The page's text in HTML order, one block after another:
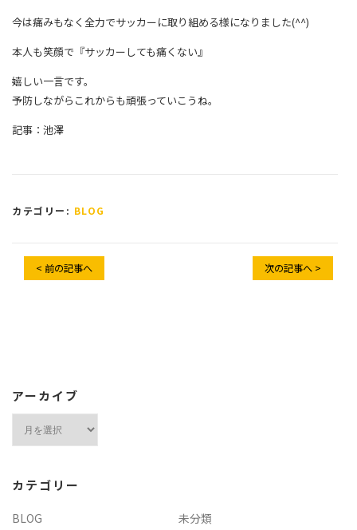
今は痛みもなく全力でサッカーに取り組める様になりました(^^)
本人も笑顔で『サッカーしても痛くない』
嬉しい一言です。
予防しながらこれからも頑張っていこうね。
記事：池澤
カテゴリー: BLOG
< 前の記事へ 次の記事へ >
アーカイブ
ブ
カテゴリー
BLOG 未分類